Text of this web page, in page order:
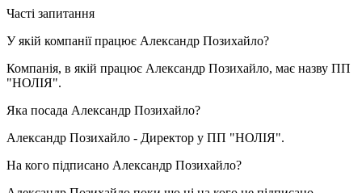
Часті запитання
У якій компанії працює Александр Позихайло?
Компанія, в якій працює Александр Позихайло, має назву ПП
"НОЛІЯ".
Яка посада Александр Позихайло?
Александр Позихайло - Директор у ПП "НОЛІЯ".
На кого підписано Александр Позихайло?